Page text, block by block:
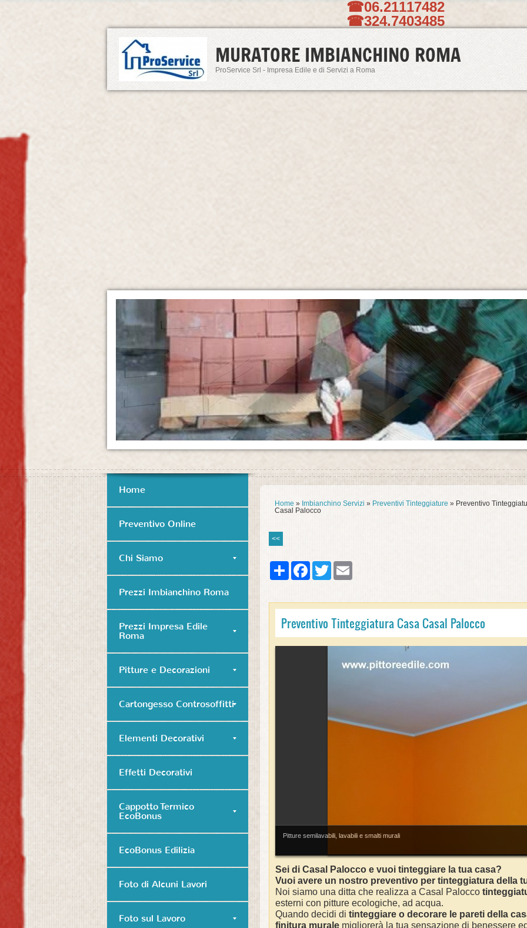
☎06.21117482
☎324.7403485
MURATORE IMBIANCHINO ROMA
ProService Srl - Impresa Edile e di Servizi a Roma
Home » Imbianchino Servizi » Preventivi Tinteggiature » Preventivo
Casal Palocco
<<
Share FacebookTwitter
Preventivo Tinteggiatura Casa Casal Palocco
Pitture semilavabili, lavabili e smalti murali
Sei di Casal Palocco e vuoi tinteggiare la tua casa?
Vuoi avere un nostro preventivo per tinteggiatura della
Noi siamo una ditta che realizza a Casal Palocco
esterni con pitture ecologiche, ad acqua.
Quando decidi di tinteggiare o decorare le pareti della
finitura murale migliorerà la tua sensazione di benessere
Home
Preventivo Online
Chi Siamo
Prezzi Imbianchino Roma
Prezzi Impresa Edile
Roma
Pitture e Decorazioni
Cartongesso Controsoffitti
Elementi Decorativi
Effetti Decorativi
Cappotto Termico
EcoBonus
EcoBonus Edilizia
Foto di Alcuni Lavori
Foto sul Lavoro